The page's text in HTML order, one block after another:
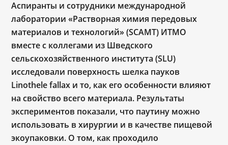
Аспиранты и сотрудники международной
лаборатории «Растворная химия передовых
материалов и технологий» (SCAMT) ИТМО
вместе с коллегами из Шведского
сельскохозяйственного института (SLU)
исследовали поверхность шелка пауков
Linothele fallax и то, как его особенности влияют
на свойство всего материала. Результаты
экспериментов показали, что паутину можно
использовать в хирургии и в качестве пищевой
экоупаковки. О том, как проходило